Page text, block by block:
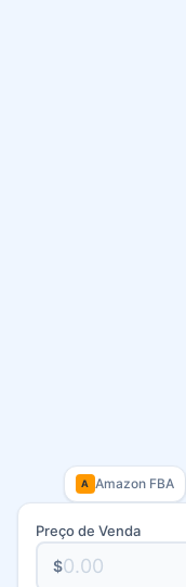
A Amazon FBA
Preço de Venda
$